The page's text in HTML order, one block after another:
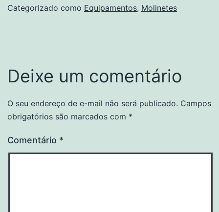
Categorizado como Equipamentos, Molinetes
Deixe um comentário
O seu endereço de e-mail não será publicado. Campos
obrigatórios são marcados com *
Comentário *